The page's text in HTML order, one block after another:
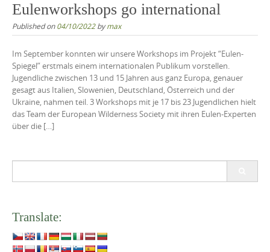
Eulenworkshops go international
Published on04/10/2022bymax
Im September konnten wir unsere Workshops im Projekt “Eulen-
Spiegel” erstmals einem internationalen Publikum vorstellen.
Jugendliche zwischen 13 und 15 Jahren aus ganz Europa, genauer
gesagt aus Italien, Slowenien, Deutschland, Österreich und der
Ukraine, nahmen teil. 3 Workshops mit je 17 bis 23 Jugendlichen hielt
das Team der European Wilderness Society mit ihren Eulen-Experten
über die […]
Translate: